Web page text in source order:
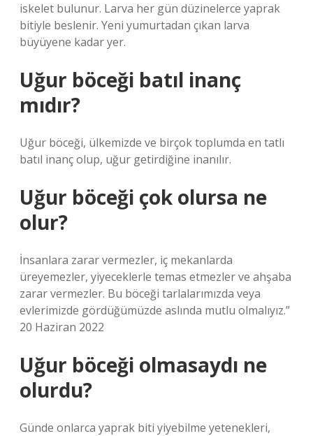
iskelet bulunur. Larva her gün düzinelerce yaprak
bitiyle beslenir. Yeni yumurtadan çıkan larva
büyüyene kadar yer.
Uğur böceği batıl inanç
mıdır?
Uğur böceği, ülkemizde ve birçok toplumda en tatlı
batıl inanç olup, uğur getirdiğine inanılır.
Uğur böceği çok olursa ne
olur?
İnsanlara zarar vermezler, iç mekanlarda
üreyemezler, yiyeceklerle temas etmezler ve ahşaba
zarar vermezler. Bu böceği tarlalarımızda veya
evlerimizde gördüğümüzde aslında mutlu olmalıyız.”
20 Haziran 2022
Uğur böceği olmasaydı ne
olurdu?
Günde onlarca yaprak biti yiyebilme yetenekleri,